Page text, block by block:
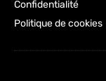
Confidentialité
Politique de cookies